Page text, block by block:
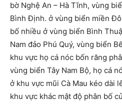
bờ Nghệ An – Hà Tĩnh, vùng
Bình Định. ở vùng biển miền
bố nhiều ở vùng biển Bình
Nam đảo Phú Quý, vùng biển
khu vực họ cá nóc bốn răng
vùng biển Tây Nam Bộ, họ cá
ở khu vực mũi Cà Mau kéo dài
khu vực khác mật độ phân bố